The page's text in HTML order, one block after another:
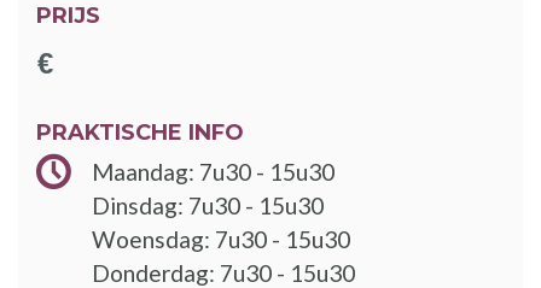
PRIJS
PRAKTISCHE INFO
Maandag: 7u30 - 15u30
Dinsdag: 7u30 - 15u30
Woensdag: 7u30 - 15u30
Donderdag: 7u30 - 15u30